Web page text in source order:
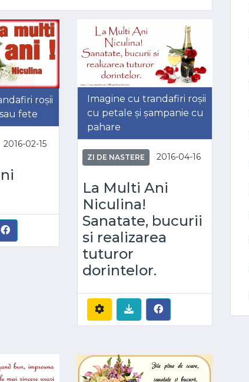
roșii
fete
2016-02-15
Imagine cu trandafiri roșii
cu petale și șampanie cu
pahare
ZI DE NASTERE 2016-04-16
La Multi Ani
Niculina!
Sanatate, bucurii
si realizarea
tuturor
dorintelor.